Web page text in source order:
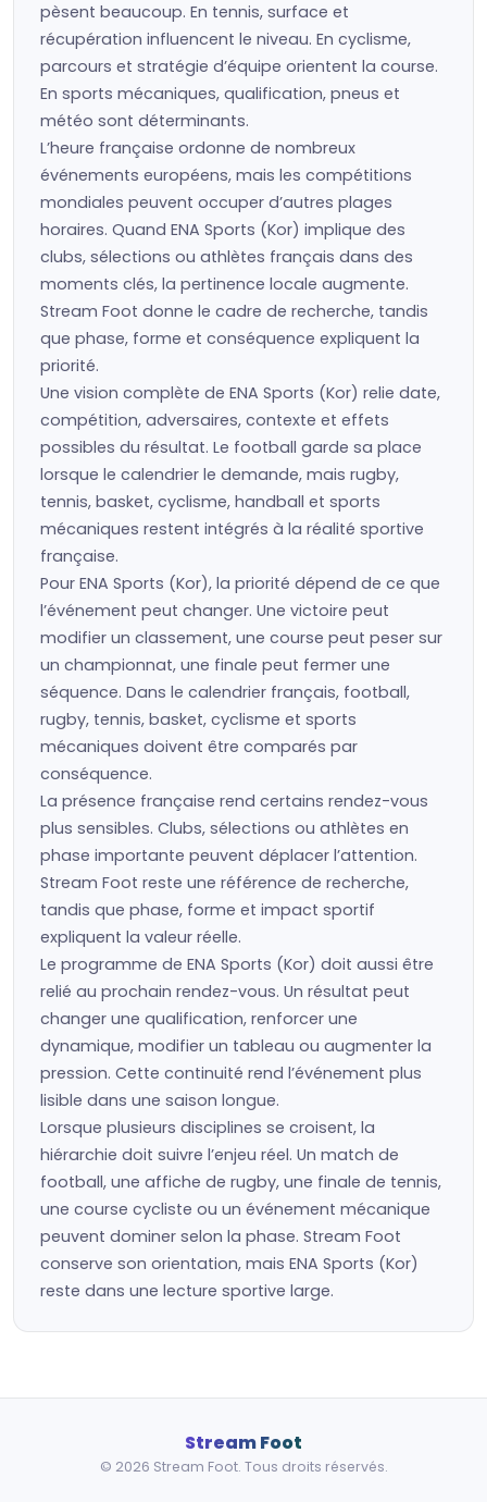
pèsent beaucoup. En tennis, surface et
récupération influencent le niveau. En cyclisme,
parcours et stratégie d’équipe orientent la course.
En sports mécaniques, qualification, pneus et
météo sont déterminants.
L’heure française ordonne de nombreux
événements européens, mais les compétitions
mondiales peuvent occuper d’autres plages
horaires. Quand ENA Sports (Kor) implique des
clubs, sélections ou athlètes français dans des
moments clés, la pertinence locale augmente.
Stream Foot donne le cadre de recherche, tandis
que phase, forme et conséquence expliquent la
priorité.
Une vision complète de ENA Sports (Kor) relie date,
compétition, adversaires, contexte et effets
possibles du résultat. Le football garde sa place
lorsque le calendrier le demande, mais rugby,
tennis, basket, cyclisme, handball et sports
mécaniques restent intégrés à la réalité sportive
française.
Pour ENA Sports (Kor), la priorité dépend de ce que
l’événement peut changer. Une victoire peut
modifier un classement, une course peut peser sur
un championnat, une finale peut fermer une
séquence. Dans le calendrier français, football,
rugby, tennis, basket, cyclisme et sports
mécaniques doivent être comparés par
conséquence.
La présence française rend certains rendez-vous
plus sensibles. Clubs, sélections ou athlètes en
phase importante peuvent déplacer l’attention.
Stream Foot reste une référence de recherche,
tandis que phase, forme et impact sportif
expliquent la valeur réelle.
Le programme de ENA Sports (Kor) doit aussi être
relié au prochain rendez-vous. Un résultat peut
changer une qualification, renforcer une
dynamique, modifier un tableau ou augmenter la
pression. Cette continuité rend l’événement plus
lisible dans une saison longue.
Lorsque plusieurs disciplines se croisent, la
hiérarchie doit suivre l’enjeu réel. Un match de
football, une affiche de rugby, une finale de tennis,
une course cycliste ou un événement mécanique
peuvent dominer selon la phase. Stream Foot
conserve son orientation, mais ENA Sports (Kor)
reste dans une lecture sportive large.
Stream Foot
© 2026 Stream Foot. Tous droits réservés.